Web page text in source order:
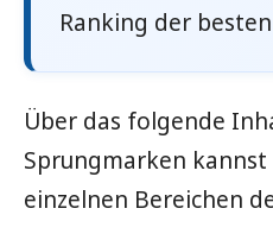
Ranking der
Über das folgende
Sprungmarken
einzelnen Bereichen